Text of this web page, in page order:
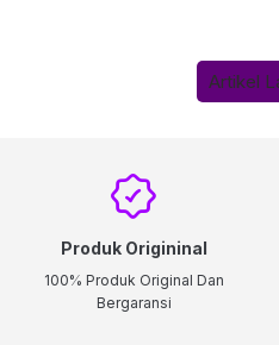
Artikel
Produk Origininal
100% Produk Original Dan
Bergaransi